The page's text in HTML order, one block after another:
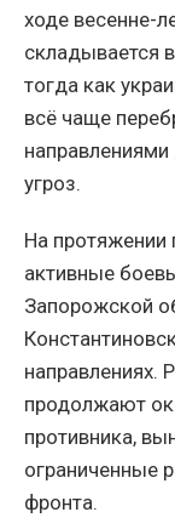
ходе весенне-
складывается
тогда как
всё чаще
угроз.
На протяжении
активные
Запорожской
направлениях.
продолжают
противника,
ограниченные
фронта.